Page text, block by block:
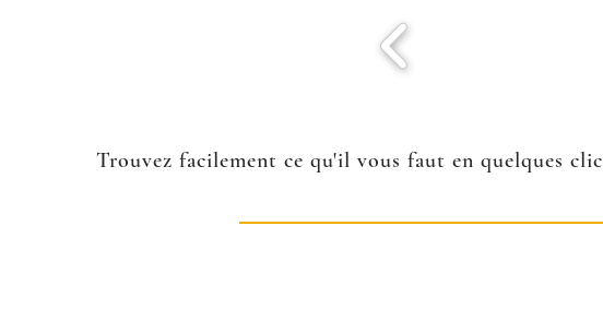
Trouvez facilement ce qu'il vous faut en quelques